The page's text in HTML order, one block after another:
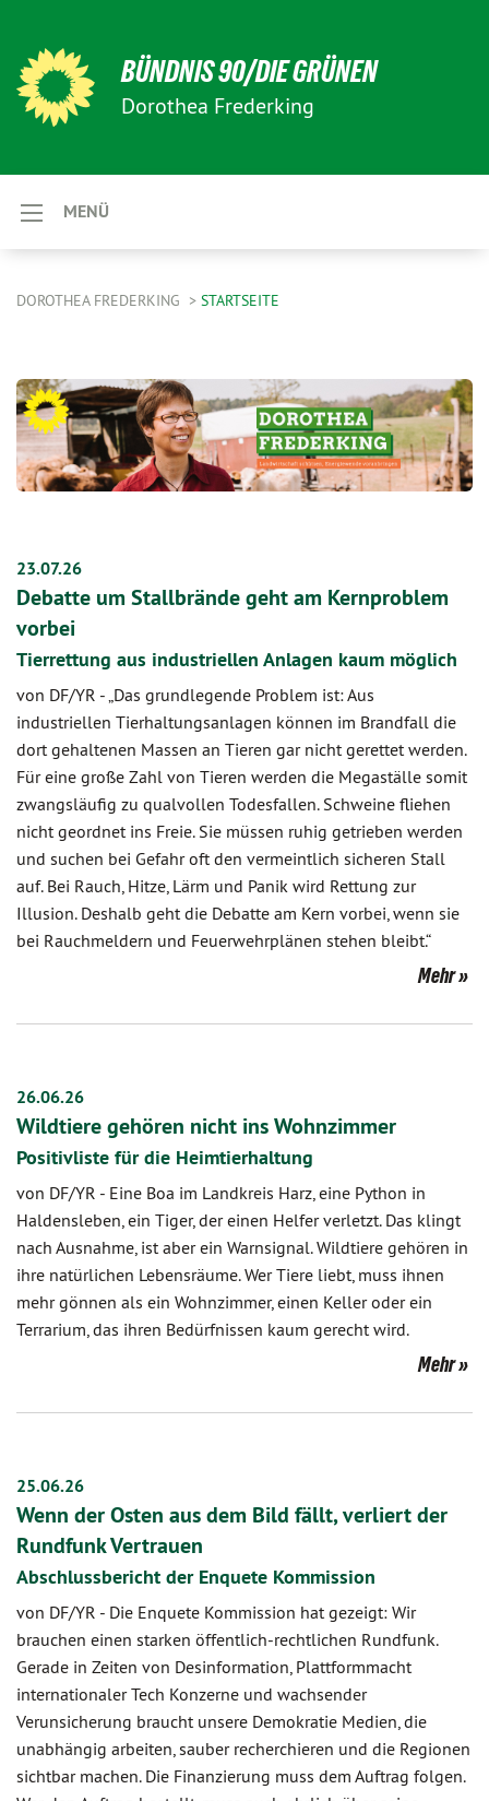
BÜNDNIS 90/DIE GRÜNEN
Dorothea Frederking
MENÜ
DOROTHEA FREDERKING STARTSEITE
23.07.26
Debatte um Stallbrände geht am Kernproblem
vorbei
Tierrettung aus industriellen Anlagen kaum möglich
von DF/YR -„Das grundlegende Problem ist: Aus
industriellen Tierhaltungsanlagen können im Brandfall die
dort gehaltenen Massen an Tieren gar nicht gerettet werden.
Für eine große Zahl von Tieren werden die Megaställe somit
zwangsläufig zu qualvollen Todesfallen. Schweine fliehen
nicht geordnet ins Freie. Sie müssen ruhig getrieben werden
und suchen bei Gefahr oft den vermeintlich sicheren Stall
auf. Bei Rauch, Hitze, Lärm und Panik wird Rettung zur
Illusion. Deshalb geht die Debatte am Kern vorbei, wenn sie
bei Rauchmeldern und Feuerwehrplänen stehen bleibt.“
Mehr
26.06.26
Wildtiere gehören nicht ins Wohnzimmer
Positivliste für die Heimtierhaltung
von DF/YR - Eine Boa im Landkreis Harz, eine Python in
Haldensleben, ein Tiger, der einen Helfer verletzt. Das klingt
nach Ausnahme, ist aber ein Warnsignal. Wildtiere gehören in
ihre natürlichen Lebensräume. Wer Tiere liebt, muss ihnen
mehr gönnen als ein Wohnzimmer, einen Keller oder ein
Terrarium, das ihren Bedürfnissen kaum gerecht wird.
Mehr
25.06.26
Wenn der Osten aus dem Bild fällt, verliert der
Rundfunk Vertrauen
Abschlussbericht der Enquete Kommission
von DF/YR - Die Enquete Kommission hat gezeigt: Wir
brauchen einen starken öffentlich-rechtlichen Rundfunk.
Gerade in Zeiten von Desinformation, Plattformmacht
internationaler Tech Konzerne und wachsender
Verunsicherung braucht unsere Demokratie Medien, die
unabhängig arbeiten, sauber recherchieren und die Regionen
sichtbar machen. Die Finanzierung muss dem Auftrag folgen.